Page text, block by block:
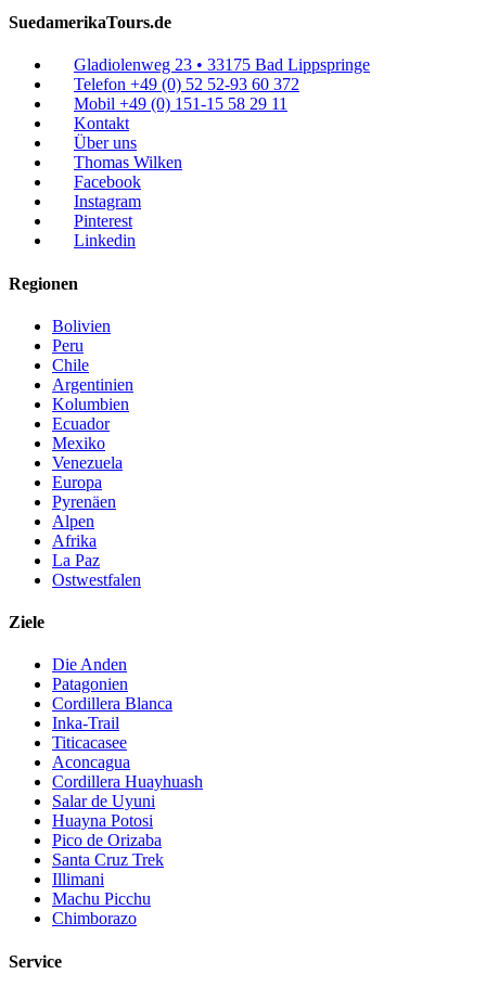
SuedamerikaTours.de
Gladiolenweg 23 • 33175 Bad Lippspringe
Telefon +49 (0) 52 52-93 60 372
Mobil +49 (0) 151-15 58 29 11
Kontakt
Über uns
Thomas Wilken
Facebook
Instagram
Pinterest
Linkedin
Regionen
Bolivien
Peru
Chile
Argentinien
Kolumbien
Ecuador
Mexiko
Venezuela
Europa
Pyrenäen
Alpen
Afrika
La Paz
Ostwestfalen
Ziele
Die Anden
Patagonien
Cordillera Blanca
Inka-Trail
Titicacasee
Aconcagua
Cordillera Huayhuash
Salar de Uyuni
Huayna Potosi
Pico de Orizaba
Santa Cruz Trek
Illimani
Machu Picchu
Chimborazo
Service